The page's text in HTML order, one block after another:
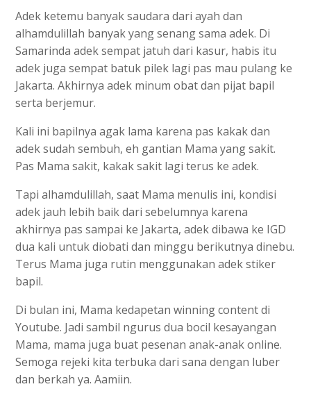
Adek ketemu banyak saudara dari ayah dan
alhamdulillah banyak yang senang sama adek. Di
Samarinda adek sempat jatuh dari kasur, habis itu
adek juga sempat batuk pilek lagi pas mau pulang ke
Jakarta. Akhirnya adek minum obat dan pijat bapil
serta berjemur.
Kali ini bapilnya agak lama karena pas kakak dan
adek sudah sembuh, eh gantian Mama yang sakit.
Pas Mama sakit, kakak sakit lagi terus ke adek.
Tapi alhamdulillah, saat Mama menulis ini, kondisi
adek jauh lebih baik dari sebelumnya karena
akhirnya pas sampai ke Jakarta, adek dibawa ke IGD
dua kali untuk diobati dan minggu berikutnya dinebu.
Terus Mama juga rutin menggunakan adek stiker
bapil.
Di bulan ini, Mama kedapetan winning content di
Youtube. Jadi sambil ngurus dua bocil kesayangan
Mama, mama juga buat pesenan anak-anak online.
Semoga rejeki kita terbuka dari sana dengan luber
dan berkah ya. Aamiin.